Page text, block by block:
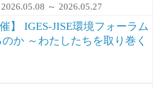
～ 2026.05.27
催】 IGES-JISE環境フォーラム
か ～わたしたちを取り巻く